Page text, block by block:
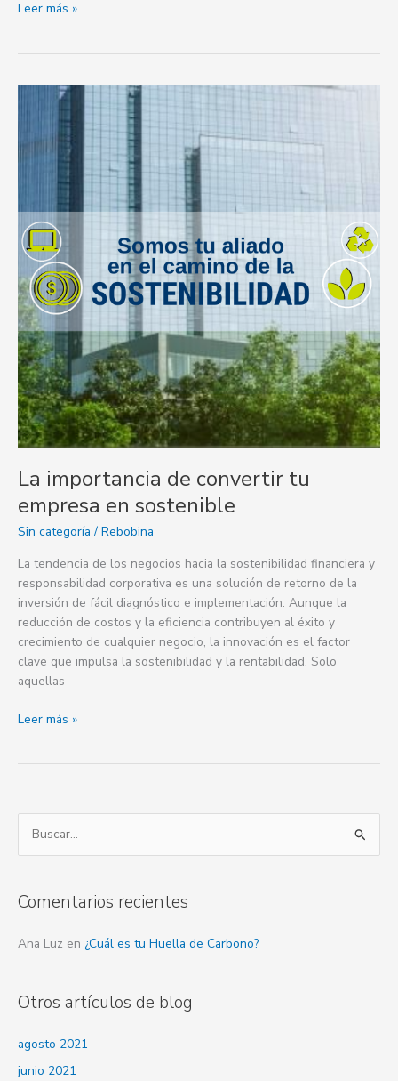
Leer más »
La importancia de convertir tu
empresa en sostenible
Sin categoría / Rebobina
La tendencia de los negocios hacia la sostenibilidad financiera y
responsabilidad corporativa es una solución de retorno de la
inversión de fácil diagnóstico e implementación. Aunque la
reducción de costos y la eficiencia contribuyen al éxito y
crecimiento de cualquier negocio, la innovación es el factor
clave que impulsa la sostenibilidad y la rentabilidad. Solo
aquellas
convertir
en
sostenible
Leer más »
u
c
o
:
Comentarios recientes
Ana Luz en ¿Cuál es tu Huella de Carbono?
Otros artículos de blog
agosto 2021
junio 2021